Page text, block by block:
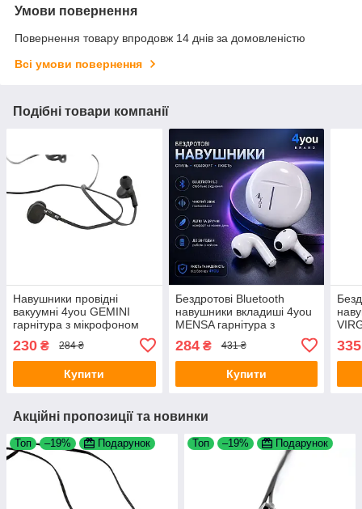
Умови повернення
Повернення товару впродовж 14 днів за домовленістю
Всі умови повернення
Подібні товари компанії
Навушники провідні
вакуумні 4you GEMINI
гарнітура з мікрофоном
плоский шнур 1.2m Black
230 ₴ 284 ₴
Купити
Бездротові Bluetooth
навушники вкладиші 4you
MENSA гарнітура з
284₴ 431 ₴
Купити
335
Акційні пропозиції та новинки
Топ –19% Подарунок Топ –19% Подарунок